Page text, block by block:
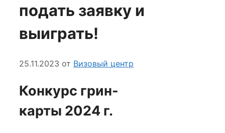
подать заявку и
выиграть!
25.11.2023 от Визовый центр
Конкурс грин-
карты 2024 г.